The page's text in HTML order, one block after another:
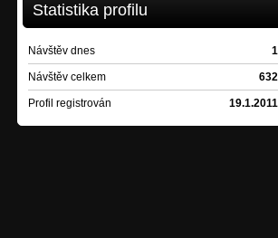
Statistika profilu
Návštěv dnes 1
Návštěv celkem 632
Profil registrován 19.1.2011